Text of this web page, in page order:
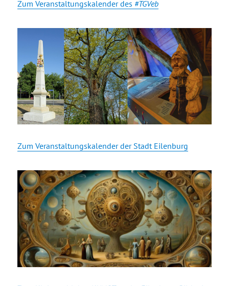
Zum Veranstaltungskalender des #TGVeb
Zum Veranstaltungskalender der Stadt Eilenburg